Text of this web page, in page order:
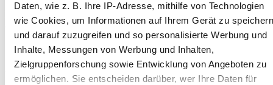
Daten, wie z. B. Ihre IP-Adresse, mithilfe von Technologien
wie Cookies, um Informationen auf Ihrem Gerät zu speichern
und darauf zuzugreifen und so personalisierte Werbung und
Inhalte, Messungen von Werbung und Inhalten,
Zielgruppenforschung sowie Entwicklung von Angeboten zu
ermöglichen. Sie entscheiden darüber, wer Ihre Daten für
Bei den Jungschwingern am Samstag gewannen 11 Schwinger aus
der Region einen Zweig.
[i] Resultate der Regionalen: